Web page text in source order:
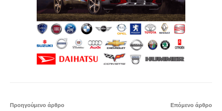
Προηγούμενο άρθρο Επόμενο άρθρο